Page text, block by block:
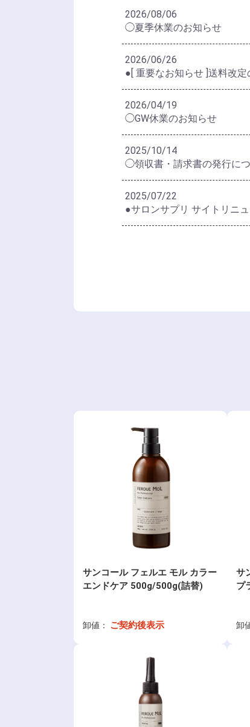
2026/08/06
◯夏季休業のお知らせ
2026/06/26
●[ 重要なお知らせ ]送料改
2026/04/19
◯GW休業のお知らせ
2025/10/14
◯領収書・請求書の発行に
2025/07/22
●サロンサプリ サイトリニ
サンコール フェルエ モル カラー
エンドケア 500g/500g(詰替)
卸値： ご契約後表示
サ
プ
卸